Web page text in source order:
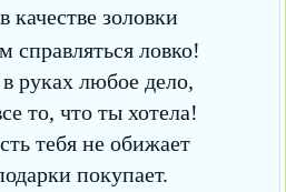
качестве золовки
справляться ловко!
руках любое дело,
то, что ты хотела!
тебя не обижает
покупает.